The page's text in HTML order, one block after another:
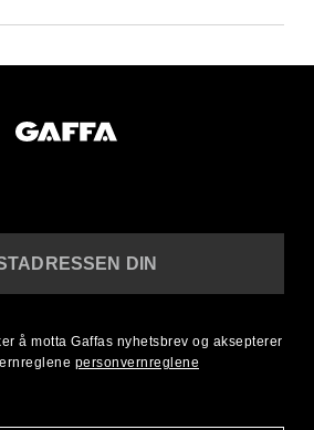
DIN
å motta Gaffas nyhetsbrev og aksepterer
personvernreglene